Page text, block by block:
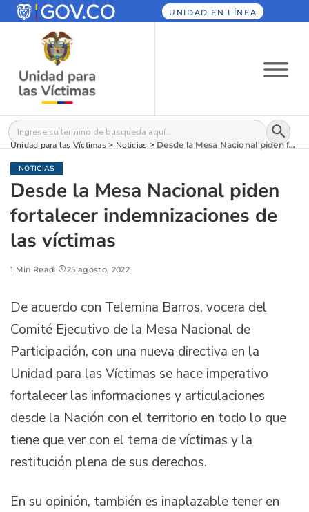
UNIDAD EN LÍNEA
Buscar: Botón
Unidad para las Víctimas>Noticias>Desde la Mesa Nacional piden fortalecer indemnizaciones de las víctimas
NOTICIAS
Desde la Mesa Nacional piden
fortalecer indemnizaciones de
las víctimas
1 Min Read 25 agosto, 2022
De acuerdo con Telemina Barros, vocera del
Comité Ejecutivo de la Mesa Nacional de
Participación, con una nueva directiva en la
Unidad para las Víctimas se hace imperativo
fortalecer las informaciones y articulaciones
desde la Nación con el territorio en todo lo que
tiene que ver con el tema de víctimas y la
restitución plena de sus derechos.
En su opinión, también es inaplazable tener en